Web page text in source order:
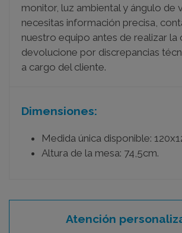
monitor, luz ambiental y ángulo de
necesitas información precisa,
nuestro equipo antes de realizar la
devolucione por discrepancias
a cargo del cliente.
Dimensiones:
Medida única disponible:
Altura de la mesa: 74,5cm.
Atención